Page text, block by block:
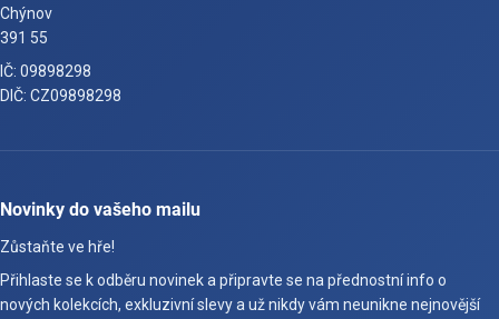
Chýnov
391 55
IČ: 09898298
DIČ: CZ09898298
Novinky do vašeho mailu
Zůstaňte ve hře!
Přihlaste se k odběru novinek a připravte se na přednostní info o
nových kolekcích, exkluzivní slevy a už nikdy vám neunikne nejnovější